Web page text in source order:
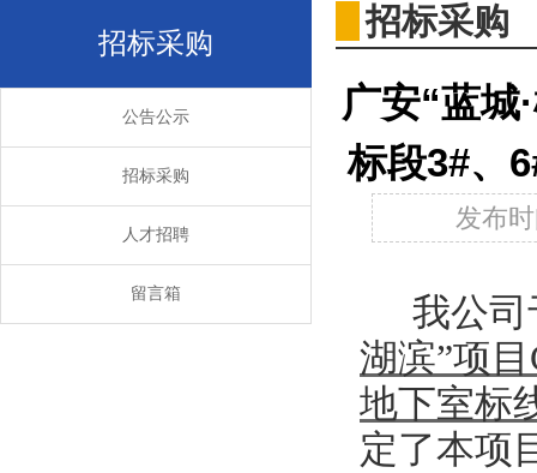
招标采购
公告公示
招标采购
人才招聘
留言箱
招标采购
广安“蓝城
标段3#、
发布
我公司
湖滨”项目
地下室标
定了本项